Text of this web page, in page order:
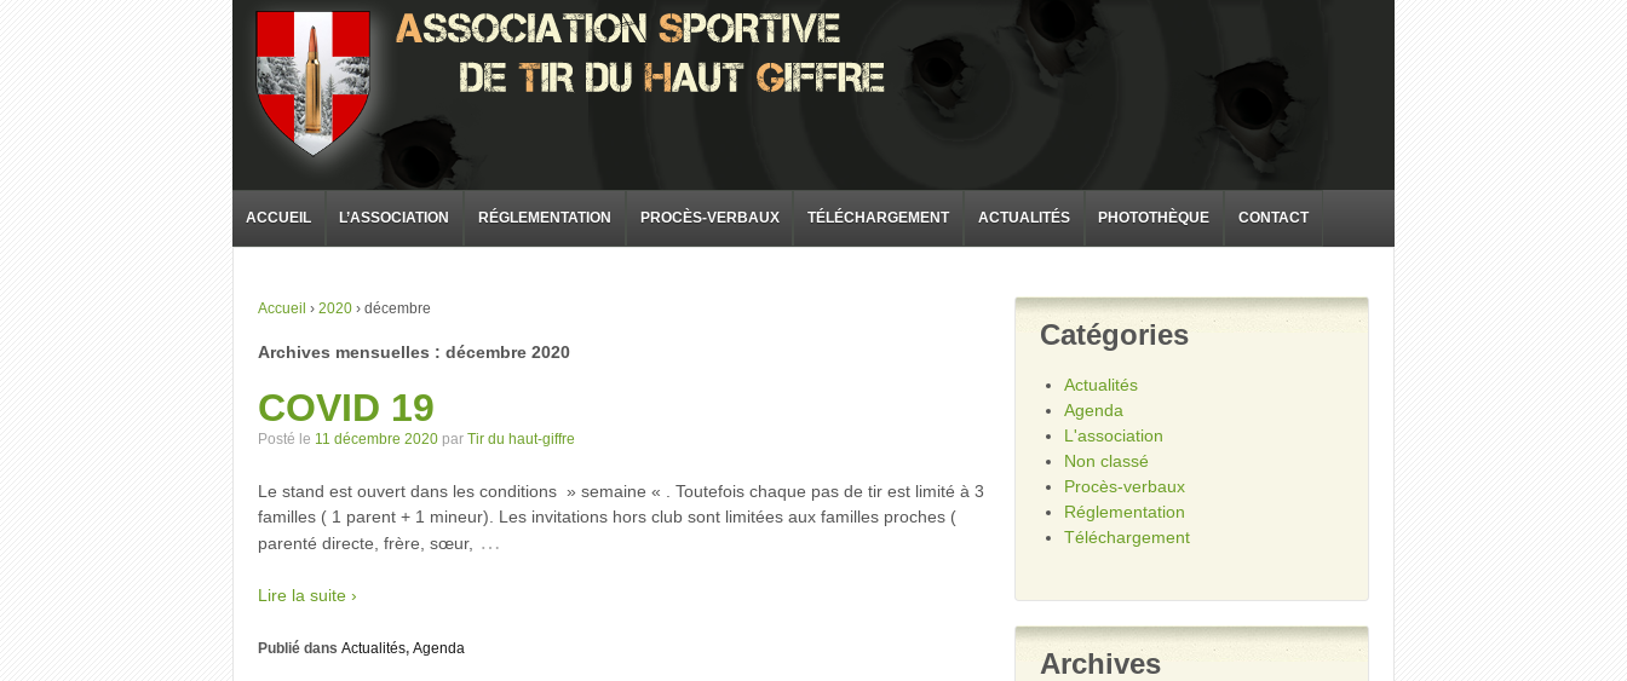
ACCUEIL L’ASSOCIATION RÉGLEMENTATION PROCÈS-VERBAUX TÉLÉCHARGEMENT ACTUALITÉS PHOTOTHÈQUE CONTACT
Accueil › 2020 › décembre
Archives mensuelles : décembre 2020
COVID 19
Posté le 11 décembre 2020 par Tir du haut-giffre
Le stand est ouvert dans les conditions » semaine « . Toutefois chaque pas de tir est limité à 3
familles ( 1 parent + 1 mineur). Les invitations hors club sont limitées aux familles proches (
parenté directe, frère, sœur,
…
Lire la suite ›
Publié dans Actualités, Agenda
Catégories
Actualités
Agenda
L'association
Non classé
Procès-verbaux
Réglementation
Téléchargement
Archives